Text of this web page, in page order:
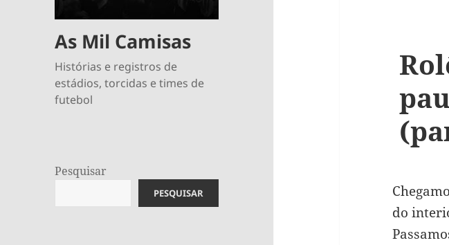
As Mil Camisas
Histórias e registros de
estádios, torcidas e times de
futebol
Pesquisar
PESQUISAR
do